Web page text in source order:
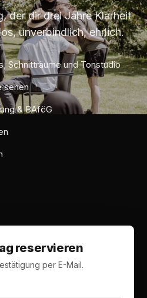
der dir drei Jahre Klarheit
unverbindlich, ehrlich.
Schnitträume und Tonstudio
sehen
& BAföG
reservieren
per E-Mail.